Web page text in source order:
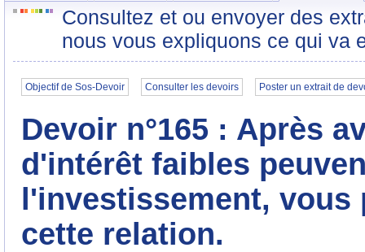
Consultez et ou envoyer des
nous vous expliquons ce qui va
Objectif de Sos-Devoir Consulter les devoirs Poster un extrait de
Devoir n°165 : Après
d'intérêt faibles
l'investissement,
cette relation.